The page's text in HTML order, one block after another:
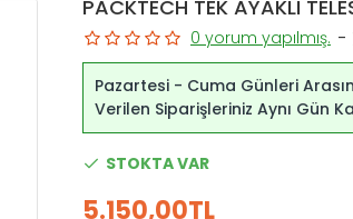
PACKTECH TEK AYAKLI
Pazartesi - Cuma Günleri
Verilen Siparişleriniz Aynı Gün
STOKTA VAR
0 yorum yapılmış. -
5.150,00TL